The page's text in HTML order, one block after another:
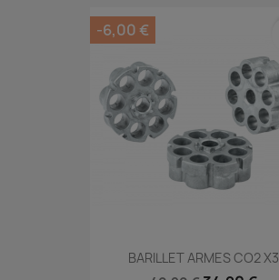
BARILLET ARMES CO2 X3
-6,00 €